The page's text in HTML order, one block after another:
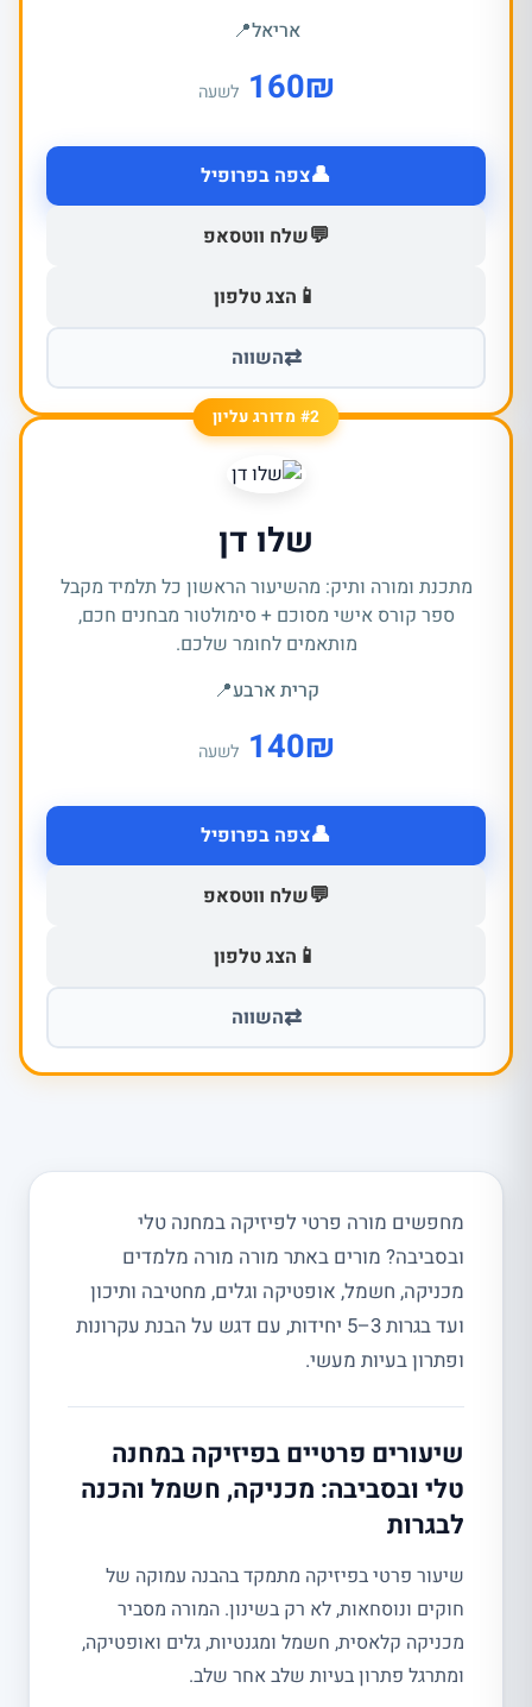
אריאל📍
₪
160 לשעה
👤צפה בפרופיל
💬שלח ווטסאפ
📱 הצג טלפון
⇄השווה
#2 מדורג עליון
שלו דן
מתכנת ומורה ותיק: מהשיעור הראשון כל תלמיד מקבל
ספר קורס אישי מסוכם + סימולטור מבחנים חכם,
מותאמים לחומר שלכם.
קרית ארבע📍
₪
140 לשעה
👤צפה בפרופיל
💬שלח ווטסאפ
📱 הצג טלפון
⇄השווה
מחפשים מורה פרטי לפיזיקה במחנה טלי
ובסביבה? מורים באתר מורה מורה מלמדים
מכניקה, חשמל, אופטיקה וגלים, מחטיבה ותיכון
ועד בגרות 3–5 יחידות, עם דגש על הבנת עקרונות
ופתרון בעיות מעשי.
שיעורים פרטיים בפיזיקה במחנה
טלי ובסביבה: מכניקה, חשמל והכנה
לבגרות
שיעור פרטי בפיזיקה מתמקד בהבנה עמוקה של
חוקים ונוסחאות, לא רק בשינון. המורה מסביר
מכניקה קלאסית, חשמל ומגנטיות, גלים ואופטיקה,
ומתרגל פתרון בעיות שלב אחר שלב.